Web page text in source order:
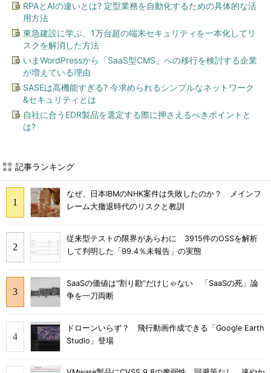
RPAとAIの違いとは? 定型業務を自動化するための具体的な活
用方法
東急建設に学ぶ、1万台超の端末セキュリティを一本化してリ
スクを解消した方法
いまWordPressから「SaaS型CMS」への移行を検討する企業
が増えている理由
SASEは高機能すぎる? 今求められるシンプルなネットワーク
&セキュリティとは
自社に合うEDR製品を選定する際に押さえるべきポイントと
は?
記事ランキング
なぜ、日本IBMのNHK案件は失敗したのか？ メインフ
レーム大撤退時代のリスクと教訓
従来型テストの限界があらわに 3915件のOSSを解析
して判明した「99.4％未報告」の実態
SaaSの価値は“割り勘”だけじゃない 「SaaSの死」論
争を一刀両断
ドローンいらず？ 飛行動画作成できる「Google Earth
Studio」登場